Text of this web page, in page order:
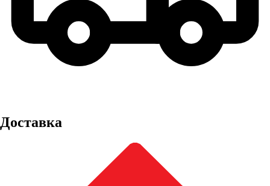
Доставка